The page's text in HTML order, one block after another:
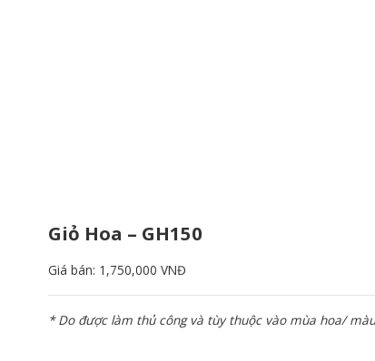
Giỏ Hoa – GH150
Giá bán: 1,750,000 VNĐ
* Do được làm thủ công và tùy thuộc vào mùa hoa/